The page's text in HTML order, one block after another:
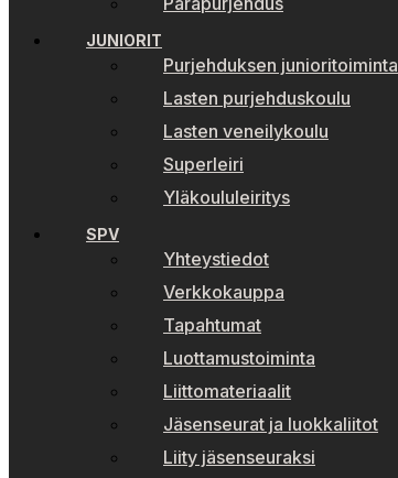
JUNIORIT
Purjehduksen junioritoiminta
Lasten purjehduskoulu
Lasten veneilykoulu
Superleiri
Yläkoululeiritys
SPV
Yhteystiedot
Verkkokauppa
Tapahtumat
Luottamustoiminta
Liittomateriaalit
Jäsenseurat ja luokkaliitot
Liity jäsenseuraksi